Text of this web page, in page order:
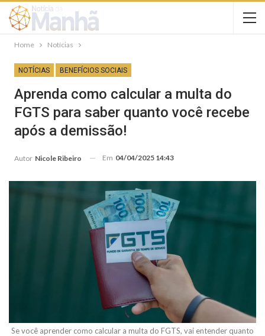
Home Notícias
NOTÍCIAS BENEFÍCIOS SOCIAIS
Aprenda como calcular a multa do
FGTS para saber quanto você recebe
após a demissão!
Autor Nicole Ribeiro Em 04/04/2025 14:43
Se você aprender como calcular a multa do FGTS, vai entender quanto